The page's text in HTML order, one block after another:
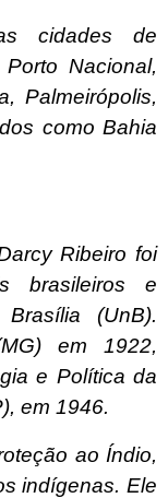
cidades de
Nacional,
Palmeirópolis,
como Bahia
Ribeiro foi
brasileiros e
(UnB).
em 1922,
e Política da
em 1946.
ao Índio,
indígenas. Ele